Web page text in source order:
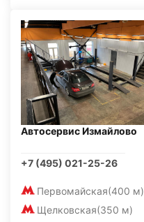
Автосервис Измайлово
+7 (495) 021-25-26
Первомайская(400 м)
Щелковская(350 м)